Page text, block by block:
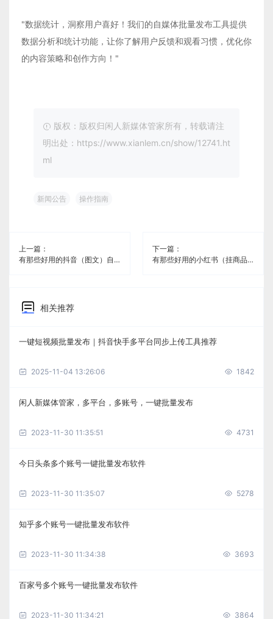
"数据统计，洞察用户喜好！我们的自媒体批量发布工具提供
数据分析和统计功能，让你了解用户反馈和观看习惯，优化你
的内容策略和创作方向！"
版权：版权归闲人新媒体管家所有，转载请注
明出处：https://www.xianlem.cn/show/12741.ht
ml
新闻公告 操作指南
上一篇：
有那些好用的抖音（图文）自媒体管理免费工具《闲人新媒体管家》
下一篇：
有那些好用的小红书（挂商品）自媒体管理免费工具《闲人新媒体管家》
相关推荐
一键短视频批量发布｜抖音快手多平台同步上传工具推荐
2025-11-04 13:26:06 1842
闲人新媒体管家，多平台，多账号，一键批量发布
2023-11-30 11:35:51 4731
今日头条多个账号一键批量发布软件
2023-11-30 11:35:07 5278
知乎多个账号一键批量发布软件
2023-11-30 11:34:38 3693
百家号多个账号一键批量发布软件
2023-11-30 11:34:21 3864